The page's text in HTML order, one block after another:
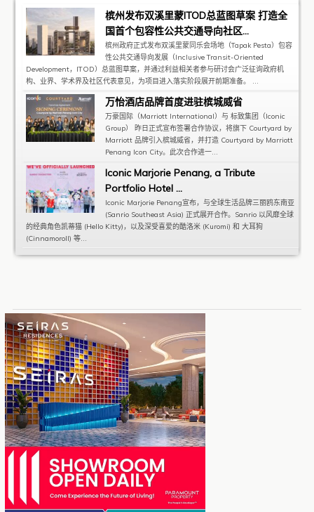
槟州发布双溪里蒙ITOD总蓝图草案 打造全
国首个包容性公共交通导向社区...
槟州政府正式发布双溪里蒙同乐会场地（Tapak Pesta）包容
性公共交通导向发展（Inclusive Transit-Oriented
Development，ITOD）总蓝图草案，并通过利益相关者参与研讨会广泛征询政府机
构、业界、学术界及社区代表意见，为项目进入落实阶段展开前期准备。 ...
万怡酒店品牌首度进驻槟城威省
万豪国际（Marriott International）与 标致集团（Iconic
Group） 昨日正式宣布签署合作协议，将旗下 Courtyard by
Marriott 品牌引入槟城威省，并打造 Courtyard by Marriott
Penang Icon City。此次合作进一...
Iconic Marjorie Penang, a Tribute
Portfolio Hotel ...
Iconic Marjorie Penang宣布，与全球生活品牌三丽鸥东南亚
(Sanrio Southeast Asia) 正式展开合作。Sanrio 以风靡全球
的经典角色凯蒂猫 (Hello Kitty)，以及深受喜爱的酷洛米 (Kuromi) 和 大耳狗
(Cinnamoroll) 等...